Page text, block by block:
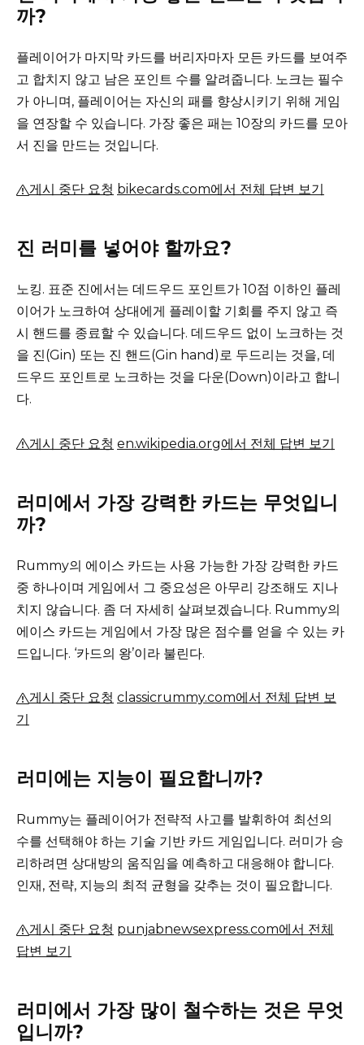
까?
플레이어가 마지막 카드를 버리자마자 모든 카드를 보여주
고 합치지 않고 남은 포인트 수를 알려줍니다. 노크는 필수
가 아니며, 플레이어는 자신의 패를 향상시키기 위해 게임
을 연장할 수 있습니다. 가장 좋은 패는 10장의 카드를 모아
서 진을 만드는 것입니다.
게시 중단 요청 bikecards.com에서 전체 답변 보기
진 러미를 넣어야 할까요?
노킹. 표준 진에서는 데드우드 포인트가 10점 이하인 플레
이어가 노크하여 상대에게 플레이할 기회를 주지 않고 즉
시 핸드를 종료할 수 있습니다. 데드우드 없이 노크하는 것
을 진(Gin) 또는 진 핸드(Gin hand)로 두드리는 것을, 데
드우드 포인트로 노크하는 것을 다운(Down)이라고 합니
다.
게시 중단 요청 en.wikipedia.org에서 전체 답변 보기
러미에서 가장 강력한 카드는 무엇입니
까?
Rummy의 에이스 카드는 사용 가능한 가장 강력한 카드
중 하나이며 게임에서 그 중요성은 아무리 강조해도 지나
치지 않습니다. 좀 더 자세히 살펴보겠습니다. Rummy의
에이스 카드는 게임에서 가장 많은 점수를 얻을 수 있는 카
드입니다. ‘카드의 왕’이라 불린다.
게시 중단 요청 classicrummy.com에서 전체 답변 보
기
러미에는 지능이 필요합니까?
Rummy는 플레이어가 전략적 사고를 발휘하여 최선의
수를 선택해야 하는 기술 기반 카드 게임입니다. 러미가 승
리하려면 상대방의 움직임을 예측하고 대응해야 합니다.
인재, 전략, 지능의 최적 균형을 갖추는 것이 필요합니다.
게시 중단 요청 punjabnewsexpress.com에서 전체
답변 보기
러미에서 가장 많이 철수하는 것은 무엇
입니까?